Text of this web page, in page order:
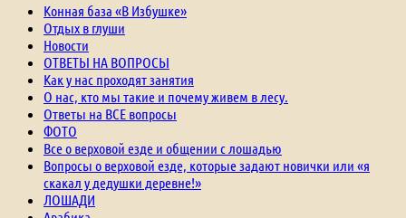
Конная база «В Избушке»
Отдых в глуши
Новости
ОТВЕТЫ НА ВОПРОСЫ
Как у нас проходят занятия
О нас, кто мы такие и почему живем в лесу.
Ответы на ВСЕ вопросы
ФОТО
Все о верховой езде и общении с лошадью
Вопросы о верховой езде, которые задают новички или «я
скакал у дедушки деревне!»
ЛОШАДИ